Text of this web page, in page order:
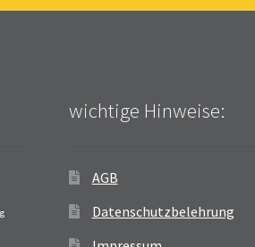
wichtige Hinweise:
AGB
Datenschutzbelehrung